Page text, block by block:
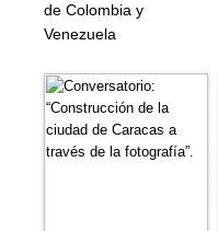
de Colombia y
Venezuela